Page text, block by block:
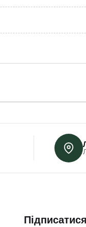
Підписатися